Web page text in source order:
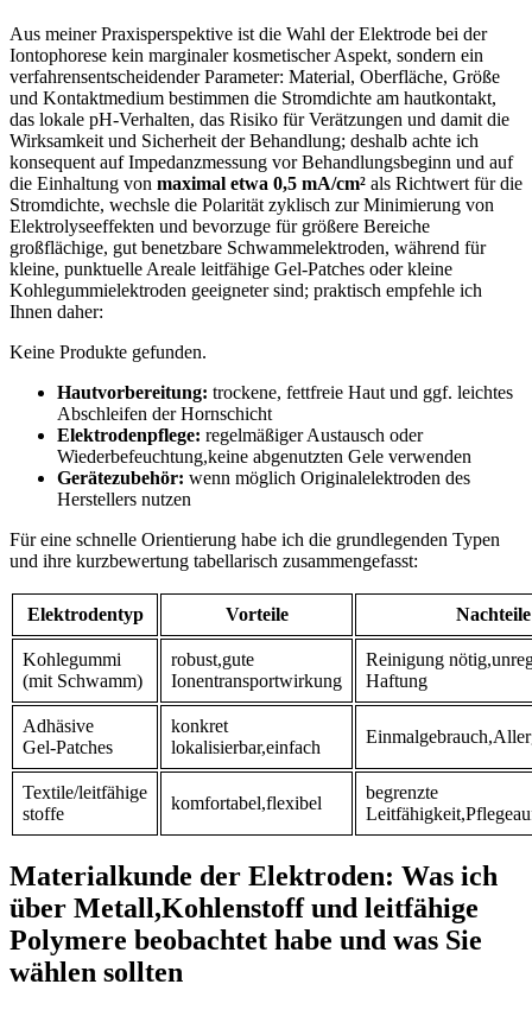
Aus meiner⁣ Praxisperspektive‌ ist‍ die Wahl der Elektrode bei der
Iontophorese ‌kein marginaler kosmetischer Aspekt, sondern ein‍
verfahrensentscheidender Parameter: Material, Oberfläche, Größe
⁤und Kontaktmedium bestimmen die Stromdichte am hautkontakt,
das lokale pH‑Verhalten, ‌das ⁢Risiko für Verätzungen und ​damit die
Wirksamkeit und Sicherheit der Behandlung; deshalb achte ich
konsequent auf Impedanzmessung vor Behandlungsbeginn und⁤ auf
die Einhaltung von maximal etwa 0,5 mA/cm² als ⁢Richtwert‍ für die
Stromdichte, wechsle die ⁣Polarität zyklisch zur‍ Minimierung ⁢von
Elektrolyseeffekten und bevorzuge für größere Bereiche
⁤großflächige, gut benetzbare Schwammelektroden, während für
kleine, ​punktuelle⁣ Areale leitfähige Gel‑Patches oder kleine
Kohlegummielektroden geeigneter sind; ⁤praktisch‍ empfehle⁣ ich
Ihnen​ daher:
Keine Produkte gefunden.
Hautvorbereitung: ⁤trockene, fettfreie Haut und‍ ggf. leichtes⁢
Abschleifen der ​Hornschicht
Elektrodenpflege: regelmäßiger Austausch oder
Wiederbefeuchtung,keine​ abgenutzten​ Gele ⁢verwenden
Gerätezubehör: wenn möglich ‌Originalelektroden des
Herstellers nutzen
Für eine schnelle Orientierung habe ich​ die grundlegenden⁤ Typen
und ihre‍ kurzbewertung tabellarisch⁤ zusammengefasst:
Elektrodentyp Vorteile Nachteile
Kohlegummi ​
(mit Schwamm)
robust,gute
Ionentransportwirkung
Reinigung⁤
⁢Haftung
Adhäsive⁣
Gel‑Patches
konkret
lokalisierbar,einfach
Textile/leitfähige
stoffe
komfortabel,flexibel
begrenzte
Materialkunde ‍der‍ Elektroden:​ Was⁢ ich
über Metall,Kohlenstoff und leitfähige
Polymere ⁢beobachtet habe und was⁤ Sie
wählen sollten